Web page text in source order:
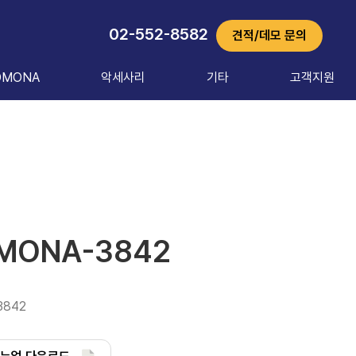
02-552-8582 견적/데모 문의
악세사리 기타 고객지원
3842